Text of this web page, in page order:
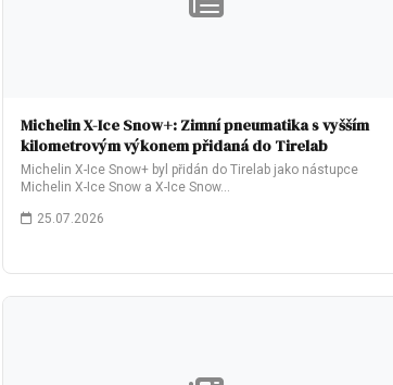
Michelin X-Ice Snow+: Zimní pneumatika s vyšším
kilometrovým výkonem přidaná do Tirelab
Michelin X-Ice Snow+ byl přidán do Tirelab jako nástupce
Michelin X-Ice Snow a X-Ice Snow…
25.07.2026